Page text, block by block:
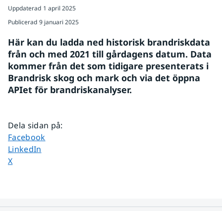
Uppdaterad 1 april 2025
Publicerad 9 januari 2025
Här kan du ladda ned historisk brandriskdata
från och med 2021 till gårdagens datum. Data
kommer från det som tidigare presenterats i
Brandrisk skog och mark och via det öppna
APIet för brandriskanalyser.
Dela sidan på:
Dela sidan på
Facebook
Dela sidan på
LinkedIn
Dela sidan på
X